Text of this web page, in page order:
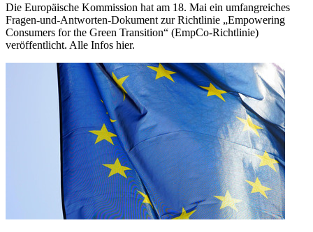
Die Europäische Kommission hat am 18. Mai ein umfangreiches
Fragen-und-Antworten-Dokument zur Richtlinie „Empowering
Consumers for the Green Transition“ (EmpCo-Richtlinie)
veröffentlicht. Alle Infos hier.